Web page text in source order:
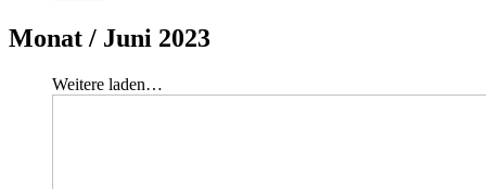
Monat / Juni 2023
Weitere laden…